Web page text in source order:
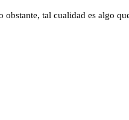
tal cualidad es algo